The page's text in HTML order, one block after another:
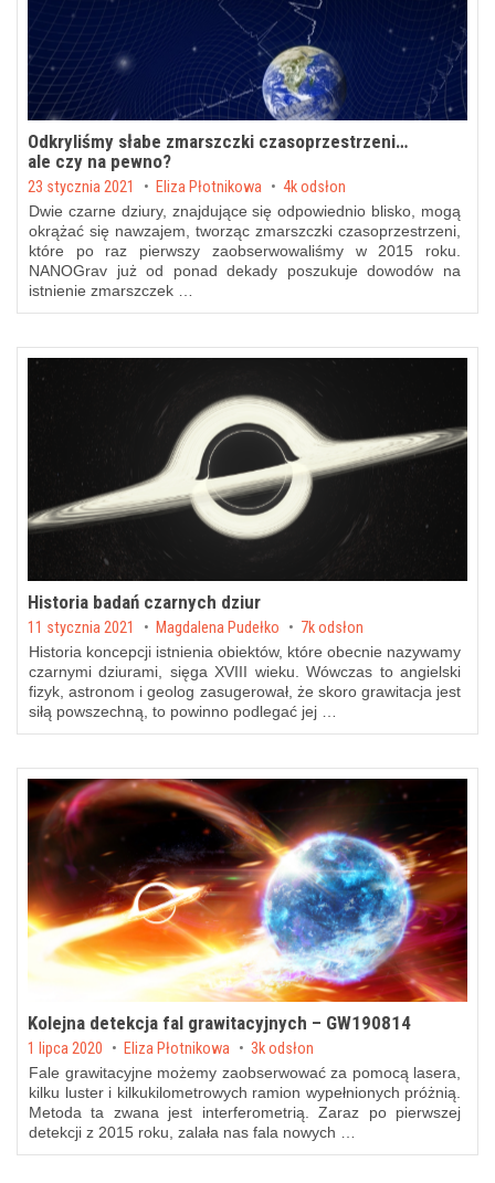
Odkryliśmy słabe zmarszczki czasoprzestrzeni…
ale czy na pewno?
Posted on
23 stycznia 2021 by Eliza Płotnikowa 4k odsłon
Dwie czarne dziury, znajdujące się odpowiednio blisko, mogą
okrążać się nawzajem, tworząc zmarszczki czasoprzestrzeni,
które po raz pierwszy zaobserwowaliśmy w 2015 roku.
NANOGrav już od ponad dekady poszukuje dowodów na
istnienie zmarszczek …
Historia badań czarnych dziur
Posted on
11 stycznia 2021 by Magdalena Pudełko 7k odsłon
Historia koncepcji istnienia obiektów, które obecnie nazywamy
czarnymi dziurami, sięga XVIII wieku. Wówczas to angielski
fizyk, astronom i geolog zasugerował, że skoro grawitacja jest
siłą powszechną, to powinno podlegać jej …
Kolejna detekcja fal grawitacyjnych – GW190814
Posted on
1 lipca 2020 by Eliza Płotnikowa 3k odsłon
Fale grawitacyjne możemy zaobserwować za pomocą lasera,
kilku luster i kilkukilometrowych ramion wypełnionych próżnią.
Metoda ta zwana jest interferometrią. Zaraz po pierwszej
detekcji z 2015 roku, zalała nas fala nowych …